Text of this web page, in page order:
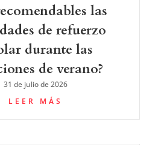
las
de refuerzo
durante las
de verano?
31 de julio de 2026
LEER MÁS